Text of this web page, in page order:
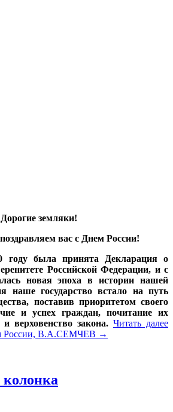
Дорогие земляки!
вас с Днем России!
году была принята Декларация о
Российской Федерации, и с
новая эпоха в истории нашей
наше государство встало на путь
поставив приоритетом своего
и успех граждан, почитание их
верховенство закона. Читать далее
России, В.А.СЕМЧЕВ →
колонка